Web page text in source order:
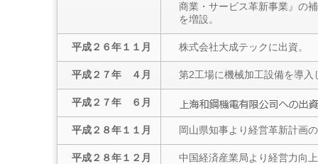
商業・サービス革新事業』の
を増設。
平成２６年１１月 株式会社大成テックに出資。
平成２７年 ４月 第2工場に機械加工設備を導入
平成２７年 ６月
平成２８年１１月 岡山県知事より経営革新計画
平成２８年１２月 中国経済産業局より経営力向